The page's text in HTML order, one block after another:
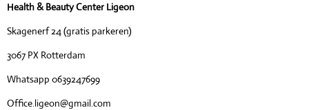
Health & Beauty Center Ligeon
Skagenerf 24 (gratis parkeren)
3067 PX Rotterdam
Whatsapp 0639247699
Office.ligeon@gmail.com